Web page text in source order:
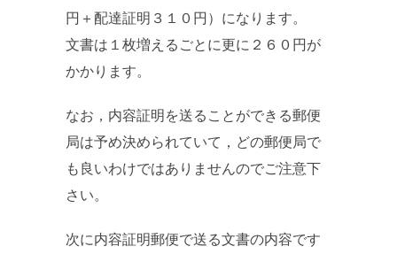
円＋配達証明３１０円）になります。
文書は１枚増えるごとに更に２６０円が
かかります。
なお，内容証明を送ることができる郵便
局は予め決められていて，どの郵便局で
も良いわけではありませんのでご注意下
さい。
次に内容証明郵便で送る文書の内容です